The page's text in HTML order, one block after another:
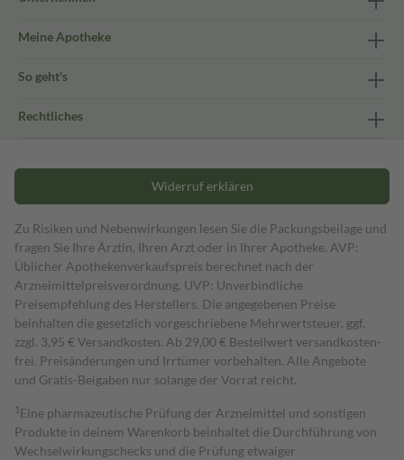
Meine Apotheke
So geht's
Rechtliches
Widerruf erklären
Zu Risiken und Nebenwirkungen lesen Sie die Packungsbeilage und
fragen Sie Ihre Ärztin, Ihren Arzt oder in Ihrer Apotheke. AVP:
Üblicher Apothekenverkaufspreis berechnet nach der
Arzneimittelpreisverordnung. UVP: Unverbindliche
Preisempfehlung des Herstellers. Die angegebenen Preise
beinhalten die gesetzlich vorgeschriebene Mehrwertsteuer, ggf.
zzgl. 3,95 € Versandkosten. Ab 29,00 € Bestell­wert versand­kosten­
frei. Preisänderungen und Irrtümer vorbehalten. Alle Angebote
und Gratis-Beigaben nur solange der Vorrat reicht.
1 Eine pharmazeutische Prüfung der Arzneimittel und sonstigen
Produkte in deinem Warenkorb beinhaltet die Durchführung von
Wechselwirkungschecks und die Prüfung etwaiger